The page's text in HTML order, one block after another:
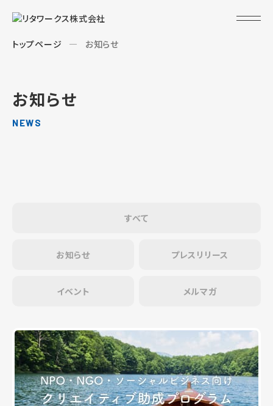
トップページ お知らせ
お知らせ
NEWS
すべて
お知らせ プレスリリース
イベント メルマガ